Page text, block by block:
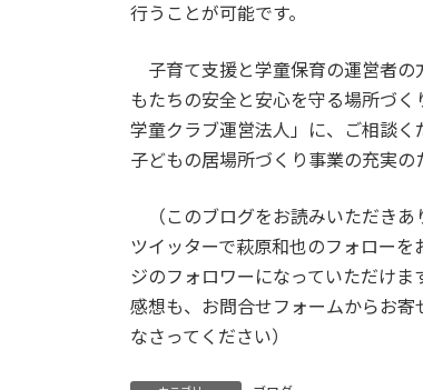
行うことが可能です。
子育て支援と学童保育の運営者の
もたちの安全と安心を守る場所づ
学童クラブ運営法人」に、ご相談
子どもの居場所づくり事業の充実の
（このブログをお読みいただきあ
ツイッターで萩原和也のフォロー
ジのフォロワーになっていただけ
感想も、お問合せフォームからお
なさってください）